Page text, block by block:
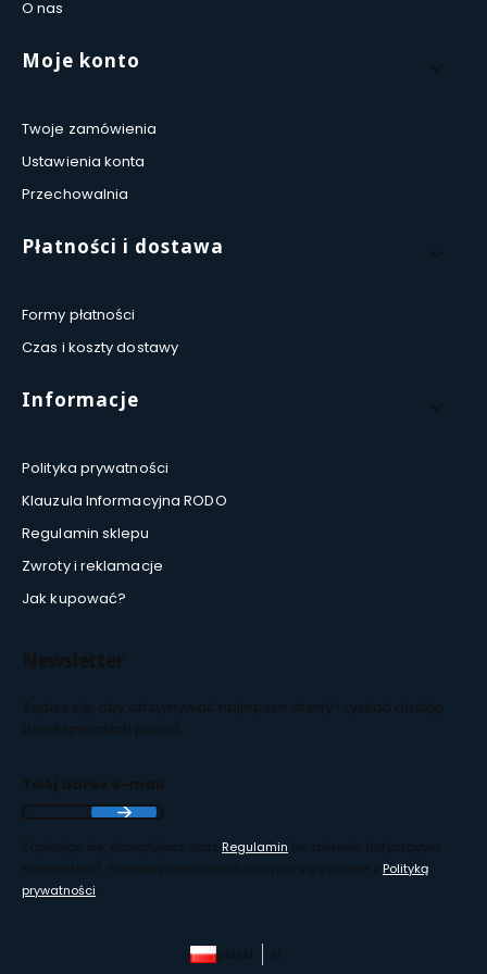
O nas
Moje konto
Twoje zamówienia
Ustawienia konta
Przechowalnia
Płatności i dostawa
Formy płatności
Czas i koszty dostawy
Informacje
Polityka prywatności
Klauzula Informacyjna RODO
Regulamin sklepu
Zwroty i reklamacje
Jak kupować?
Newsletter
Zapisz się, aby otrzymywać najlepsze oferty i zyskać dostęp
do eksperckich porad.
Twój adres e-mail
Zapisując się, akceptujesz nasz Regulamin (w zakresie dotyczącym
Newslettera). Przetwarzanie danych odbywa się zgodnie z Polityką
prywatności
polski zł